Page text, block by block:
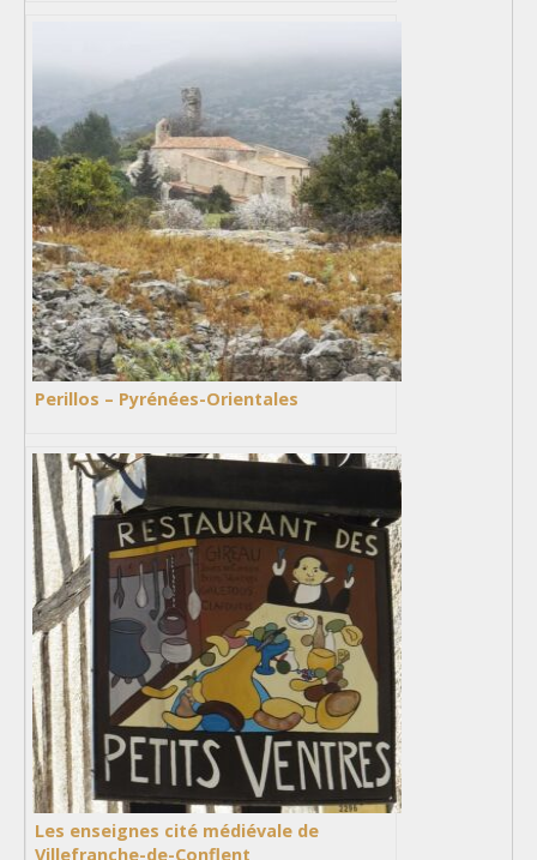
Perillos – Pyrénées-Orientales
Les enseignes cité médiévale de
Villefranche-de-Conflent